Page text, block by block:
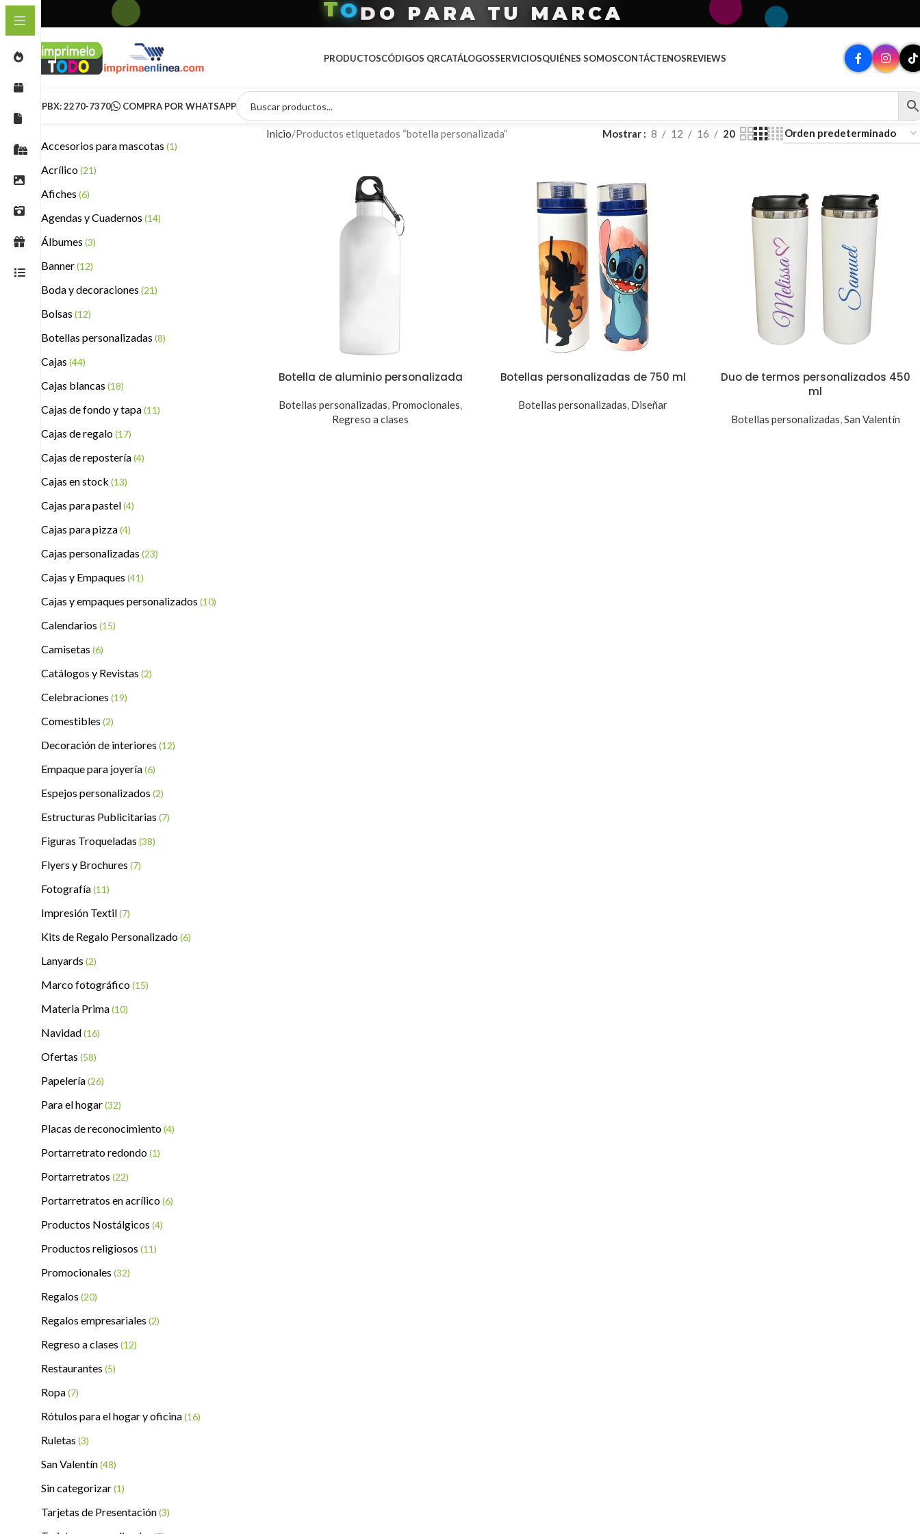
TOD O PA RA T U MA RCA
PRODUCTOSCÓDIGOS QRCATÁLOGOSSERVICIOSQUIÉNES SOMOSCONTÁCTENOSREVIEWS
PBX: 2270-7370 COMPRA POR WHATSAPP
Accesorios para mascotas (1)
Acrílico(21)
Afiches (6)
Agendas y Cuadernos (14)
Álbumes (3)
Banner(12)
Boda y decoraciones (21)
Bolsas (12)
Botellas personalizadas (8)
Cajas (44)
Cajas blancas (18)
Cajas de fondo y tapa(11)
Cajas de regalo(17)
Cajas de repostería(4)
Cajas en stock (13)
Cajas para pastel(4)
Cajas para pizza(4)
Cajas personalizadas (23)
Cajas y Empaques (41)
Cajas y empaques personalizados (10)
Calendarios (15)
Camisetas (6)
Catálogos y Revistas (2)
Celebraciones (19)
Comestibles (2)
Decoración de interiores (12)
Empaque para joyería(6)
Espejos personalizados (2)
Estructuras Publicitarias (7)
Figuras Troqueladas (38)
Flyers y Brochures (7)
Fotografía(11)
Impresión Textil(7)
Kits de Regalo Personalizado(6)
Lanyards (2)
Marco fotográfico(15)
Materia Prima(10)
Navidad(16)
Ofertas (58)
Papelería(26)
Para el hogar(32)
Placas de reconocimiento(4)
Portarretrato redondo(1)
Portarretratos (22)
Portarretratos en acrílico(6)
Productos Nostálgicos (4)
Productos religiosos (11)
Promocionales (32)
Regalos (20)
Regalos empresariales (2)
Regreso a clases (12)
Restaurantes (5)
Ropa(7)
Rótulos para el hogar y oficina(16)
Ruletas (3)
San Valentín(48)
Sin categorizar(1)
Tarjetas de Presentación(3)
Inicio Productos etiquetados “botella personalizada” Mostrar 8 12 16 20
Botella de aluminio personalizada
Botellas personalizadas, Promocionales,
Regreso a clases
Botellas personalizadas de 750 ml
Botellas personalizadas, Diseñar
Duo de termos personalizados 450
ml
Botellas personalizadas,San Valentín